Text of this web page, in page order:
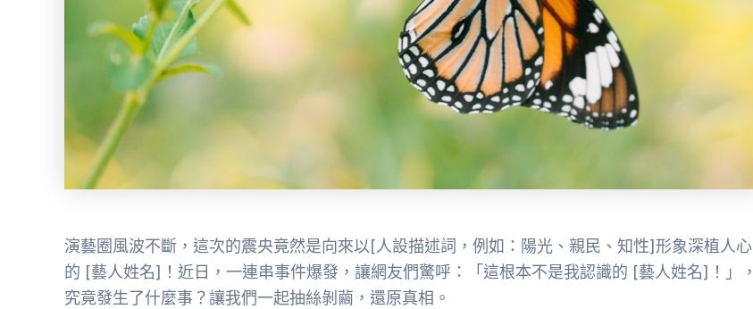
演藝圈風波不斷，這次的震央竟然是向來以[人設描述詞，例如：陽光、親民、知性]形象深植人心
的 [藝人姓名]！近日，一連串事件爆發，讓網友們驚呼：「這根本不是我認識的 [藝人姓名]！」，
究竟發生了什麼事？讓我們一起抽絲剝繭，還原真相。